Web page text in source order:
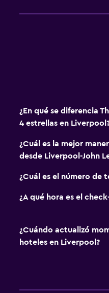
¿En qué se diferencia
4 estrellas en
¿Cuál es la mejor
desde Liverpool-John
¿Cuál es el número de
¿A qué hora es el
¿Cuándo actualizó
hoteles en Liverpool?